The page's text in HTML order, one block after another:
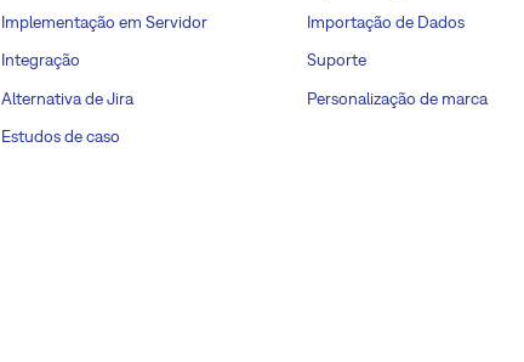
Implementação em Servidor
Integração
Alternativa de Jira
Estudos de caso
Importação de Dados
Suporte
Personalização de marca